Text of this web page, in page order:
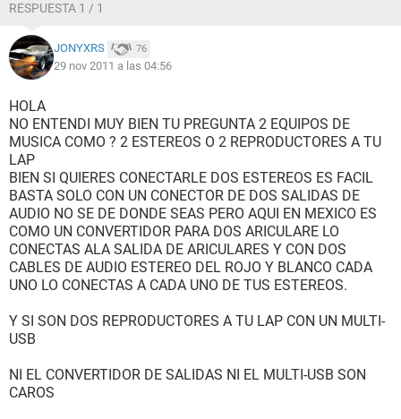
RESPUESTA 1 / 1
JONYXRS 76
29 nov 2011 a las 04:56
HOLA
NO ENTENDI MUY BIEN TU PREGUNTA 2 EQUIPOS DE
MUSICA COMO ? 2 ESTEREOS O 2 REPRODUCTORES A TU
LAP
BIEN SI QUIERES CONECTARLE DOS ESTEREOS ES FACIL
BASTA SOLO CON UN CONECTOR DE DOS SALIDAS DE
AUDIO NO SE DE DONDE SEAS PERO AQUI EN MEXICO ES
COMO UN CONVERTIDOR PARA DOS ARICULARE LO
CONECTAS ALA SALIDA DE ARICULARES Y CON DOS
CABLES DE AUDIO ESTEREO DEL ROJO Y BLANCO CADA
UNO LO CONECTAS A CADA UNO DE TUS ESTEREOS.
Y SI SON DOS REPRODUCTORES A TU LAP CON UN MULTI-
USB
NI EL CONVERTIDOR DE SALIDAS NI EL MULTI-USB SON
CAROS